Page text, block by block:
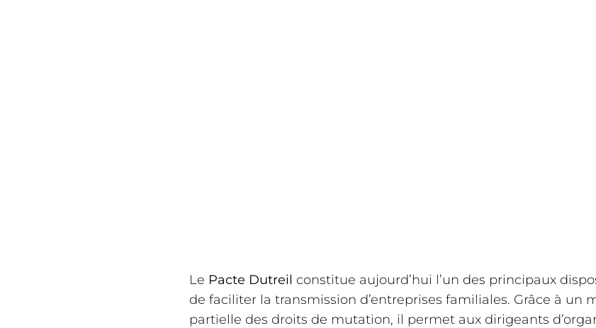
Le Pacte Dutreil constitue aujourd’hui l’un des principaux
de faciliter la transmission d’entreprises familiales. Grâce à un
partielle des droits de mutation, il permet aux dirigeants